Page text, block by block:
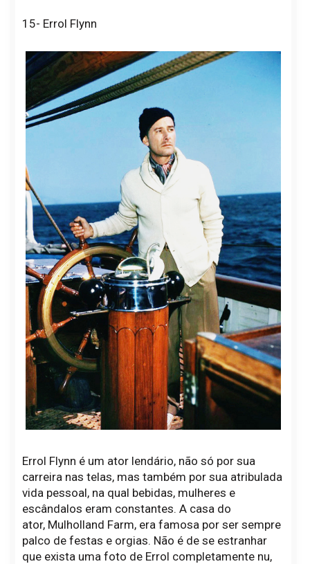
15- Errol Flynn
Errol Flynn é um ator lendário, não só por sua
carreira nas telas, mas também por sua atribulada
vida pessoal, na qual bebidas, mulheres e
escândalos eram constantes. A casa do
ator, Mulholland Farm, era famosa por ser sempre
palco de festas e orgias. Não é de se estranhar
que exista uma foto de Errol completamente nu,